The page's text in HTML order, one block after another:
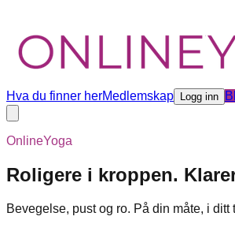
Hva du finner herMedlemskap Logg inn
OnlineYoga
Roligere i kroppen.
Bevegelse, pust og ro. På din måte, i ditt